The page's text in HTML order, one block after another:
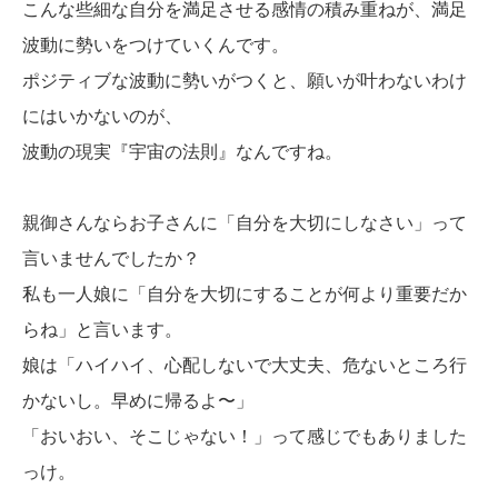
こんな些細な自分を満足させる感情の積み重ねが、満足
波動に勢いをつけていくんです。
ポジティブな波動に勢いがつくと、願いが叶わないわけ
にはいかないのが、
波動の現実『宇宙の法則』なんですね。
親御さんならお子さんに「自分を大切にしなさい」って
言いませんでしたか？
私も一人娘に「自分を大切にすることが何より重要だか
らね」と言います。
娘は「ハイハイ、心配しないで大丈夫、危ないところ行
かないし。早めに帰るよ〜」
「おいおい、そこじゃない！」って感じでもありました
っけ。